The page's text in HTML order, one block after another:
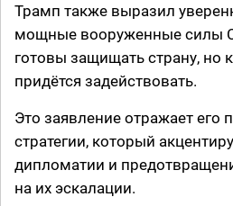
Трамп также выразил
мощные вооруженные силы
готовы защищать страну, но
придётся задействовать.
Это заявление отражает его
стратегии, который
дипломатии и
на их эскалации.